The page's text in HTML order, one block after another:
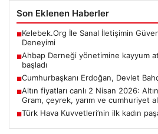
Son Eklenen Haberler
■Kelebek.Org İle Sanal İletişimin
Deneyimi
■Ahbap Derneği yönetimine kayyum
başladı
■Cumhurbaşkanı Erdoğan, Devlet
■Altın fiyatları canlı 2 Nisan 2026:
Gram, çeyrek, yarım ve cumhuriyet
■Türk Hava Kuvvetleri’nin ilk kadın